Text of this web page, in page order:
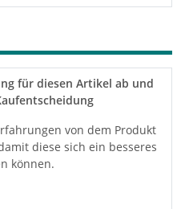
für diesen Artikel ab und
von dem Produkt
diese sich ein besseres
können.